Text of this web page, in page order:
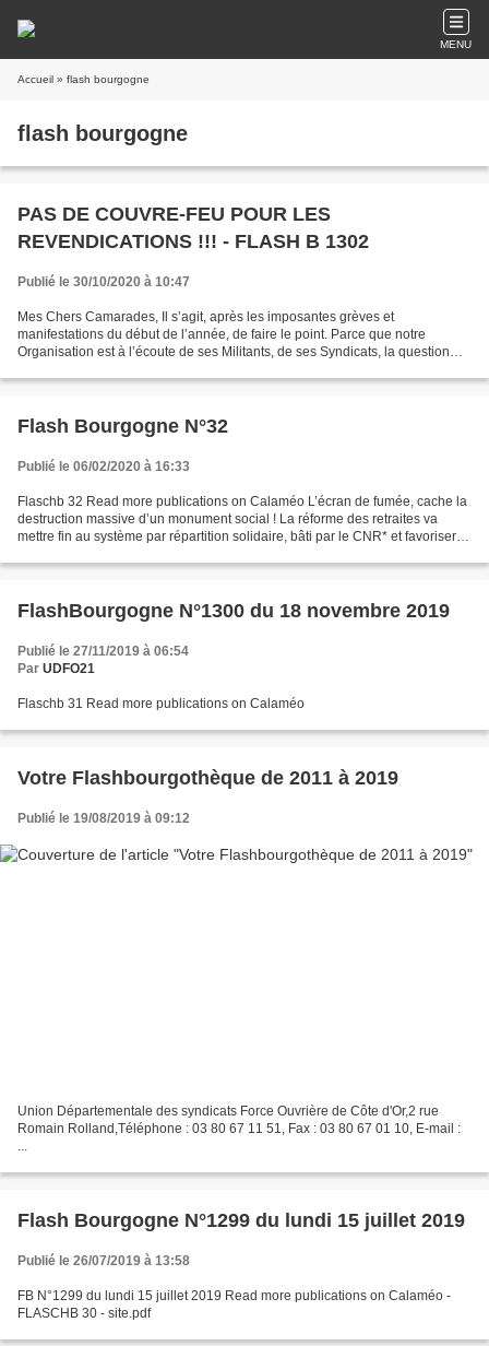
MENU
Accueil » flash bourgogne
flash bourgogne
PAS DE COUVRE-FEU POUR LES
REVENDICATIONS !!! - FLASH B 1302
Publié le 30/10/2020 à 10:47
Mes Chers Camarades, Il s’agit, après les imposantes grèves et
manifestations du début de l’année, de faire le point. Parce que notre
Organisation est à l’écoute de ses Militants, de ses Syndicats, la question
Flash Bourgogne N°32
Publié le 06/02/2020 à 16:33
Flaschb 32 Read more publications on Calaméo L’écran de fumée, cache la
destruction massive d’un monument social ! La réforme des retraites va
mettre fin au système par répartition solidaire, bâti par le CNR* et favoriser le
FlashBourgogne N°1300 du 18 novembre 2019
Publié le 27/11/2019 à 06:54
Par UDFO21
Flaschb 31 Read more publications on Calaméo
Votre Flashbourgothèque de 2011 à 2019
Publié le 19/08/2019 à 09:12
Union Départementale des syndicats Force Ouvrière de Côte d'Or,2 rue
Romain Rolland,Téléphone : 03 80 67 11 51, Fax : 03 80 67 01 10, E-mail :
Flash Bourgogne N°1299 du lundi 15 juillet 2019
Publié le 26/07/2019 à 13:58
FB N°1299 du lundi 15 juillet 2019 Read more publications on Calaméo -
FLASCHB 30 - site.pdf